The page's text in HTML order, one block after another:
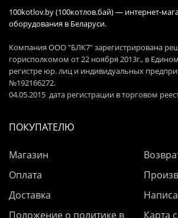
100kotlov.by (100котлов.бай) — интернет-
оборудования в Беларуси.
Компания ООО "БЛК7" зарегистрирована
горисполкомом от 22 ноября 2013г., в
регистре юр. лиц и индивидуальных
№192166272.
04.05.2015 дата регистрации в торговом
ПОКУПАТЕЛЮ
Магазин
Оплата
Доставка
Положение о политике в
Карта